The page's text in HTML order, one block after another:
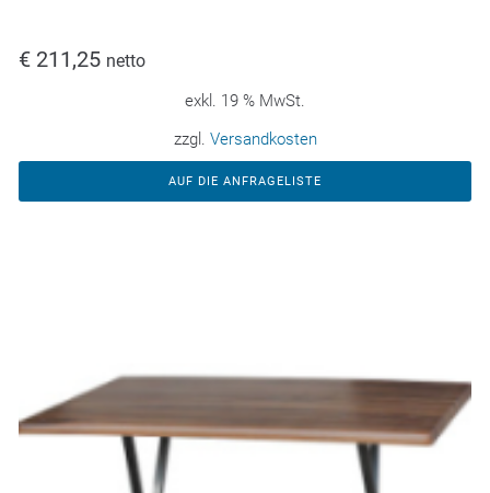
€ 211,25 netto
exkl. 19 % MwSt.
zzgl. Versandkosten
AUF DIE ANFRAGELISTE